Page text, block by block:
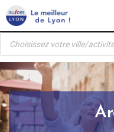
Skip
to
content
Recherche
produits